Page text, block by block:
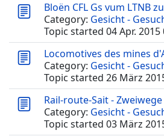
Bloën CFL Gs vum LTNB
Category: Gesicht -
Topic started 04 Apr. 2015
Locomotives des mines
Category: Gesicht -
Topic started 26 März
Rail-route-Sait - Zweiwege
Category: Gesicht -
Topic started 03 März